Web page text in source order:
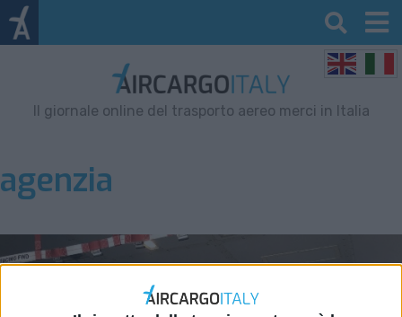
Il giornale online del trasporto aereo merci in Italia
agenzia